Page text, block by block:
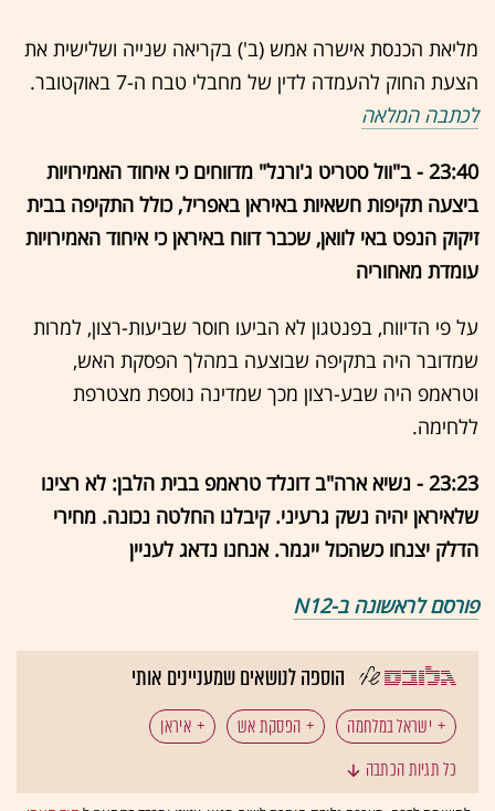
מליאת הכנסת אישרה אמש (ב') בקריאה שנייה ושלישית את
הצעת החוק להעמדה לדין של מחבלי טבח ה-7 באוקטובר.
לכתבה המלאה
23:40 - ב"וול סטריט ג'ורנל" מדווחים כי איחוד האמירויות
ביצעה תקיפות חשאיות באיראן באפריל, כולל התקיפה בבית
זיקוק הנפט באי לוואן, שכבר דווח באיראן כי איחוד האמירויות
עומדת מאחוריה
על פי הדיווח, בפנטגון לא הביעו חוסר שביעות-רצון, למרות
שמדובר היה בתקיפה שבוצעה במהלך הפסקת האש,
וטראמפ היה שבע-רצון מכך שמדינה נוספת מצטרפת
ללחימה.
23:23 - נשיא ארה"ב דונלד טראמפ בבית הלבן: לא רצינו
שלאיראן יהיה נשק גרעיני. קיבלנו החלטה נכונה. מחירי
הדלק יצנחו כשהכול ייגמר. אנחנו נדאג לעניין
פורסם לראשונה ב-N12
הוספה לנושאים שמעניינים אותי
ישראל במלחמה הפסקת אש איראן
כל תגיות הכתבה